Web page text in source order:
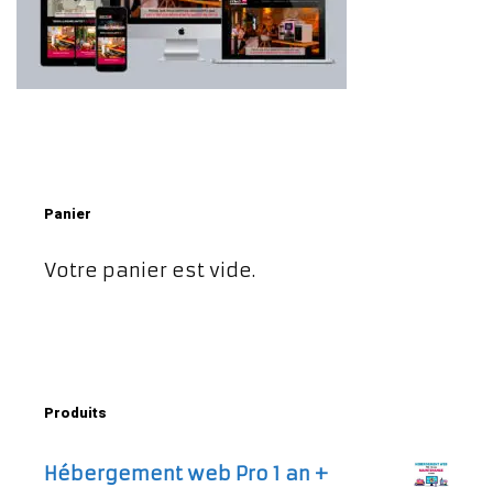
Panier
Votre panier est vide.
Produits
Hébergement web Pro 1 an +